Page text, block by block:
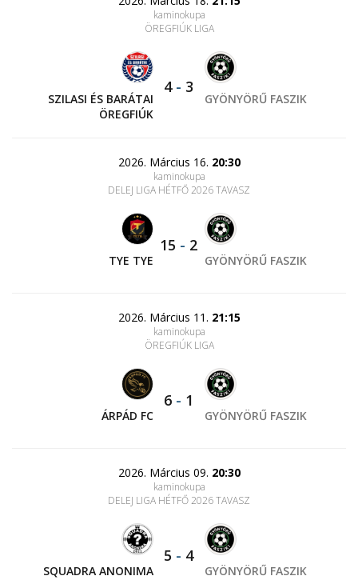
kaminokupa
ÖREGFIÚK LIGA
SZILASI ÉS BARÁTAI
ÖREGFIÚK
4- 3
GYÖNYÖRŰ FASZIK
2026. Március 16. 20:30
kaminokupa
DELEJ LIGA HÉTFŐ 2026 TAVASZ
TYE TYE
15 - 2
GYÖNYÖRŰ FASZIK
2026. Március 11. 21:15
kaminokupa
ÖREGFIÚK LIGA
ÁRPÁD FC
6 - 1
GYÖNYÖRŰ FASZIK
2026. Március 09. 20:30
kaminokupa
DELEJ LIGA HÉTFŐ 2026 TAVASZ
SQUADRA ANONIMA
5 - 4
GYÖNYÖRŰ FASZIK